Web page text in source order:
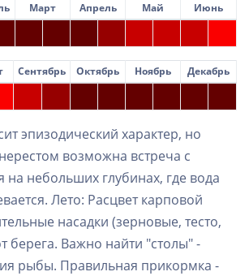
Март Апрель Май Июнь
Сентябрь Октябрь Ноябрь Декабрь
эпизодический характер, но
возможна встреча с
на небольших глубинах, где вода
Лето: Расцвет карповой
насадки (зерновые, тесто,
берега. Важно найти "столы" -
рыбы. Правильная прикормка -